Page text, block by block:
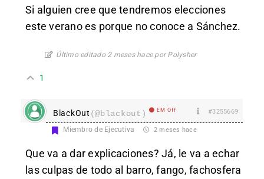
Si alguien cree que tendremos elecciones
este verano es porque no conoce a Sánchez.
Último editado 2 meses hace por Polysher
1
BlackOut (@blackout) EM Off #3255669
Miembro de Ejecutiva 2 meses hace
Que va a dar explicaciones? Já, le va a echar
las culpas de todo al barro, fango, fachosfera